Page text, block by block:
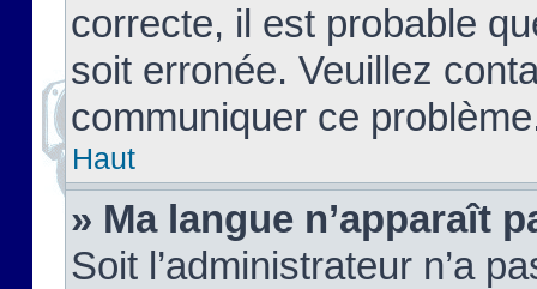
correcte, il est probable
soit erronée. Veuillez
communiquer ce
Haut
» Ma langue n’apparaît
Soit l’administrateur n’a